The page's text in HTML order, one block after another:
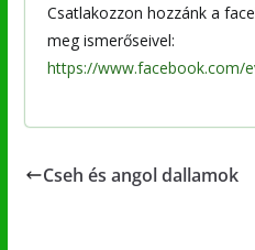
Csatlakozzon hozzánk a
meg ismerőseivel:
https://www.facebook.com/
Cseh és angol dallamok